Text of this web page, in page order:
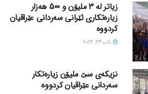
زیاتر لە 3 ملیۆن و 500 هەزار
زیارەتکاری ئێرانی سەردانی عێراقیان
کردووە
ئاب 23, 2024
نزیکەی سێ ملیۆن زیارەتکار
سەردانی عێراقیان کردووە